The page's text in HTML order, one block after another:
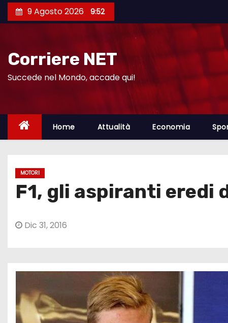
a
9 Agosto 2026 9:52
Corriere NET
Succede nel Mondo, accade qui!
Home Attualità Economia
MOTORI
F1, gli aspiranti eredi
Dic 31, 2016